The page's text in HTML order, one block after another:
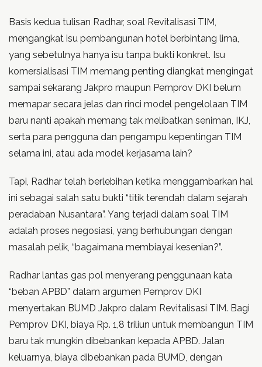
Basis kedua tulisan Radhar, soal Revitalisasi TIM,
mengangkat isu pembangunan hotel berbintang lima,
yang sebetulnya hanya isu tanpa bukti konkret. Isu
komersialisasi TIM memang penting diangkat mengingat
sampai sekarang Jakpro maupun Pemprov DKI belum
memapar secara jelas dan rinci model pengelolaan TIM
baru nanti apakah memang tak melibatkan seniman, IKJ,
serta para pengguna dan pengampu kepentingan TIM
selama ini, atau ada model kerjasama lain?
Tapi, Radhar telah berlebihan ketika menggambarkan hal
ini sebagai salah satu bukti “titik terendah dalam sejarah
peradaban Nusantara”. Yang terjadi dalam soal TIM
adalah proses negosiasi, yang berhubungan dengan
masalah pelik, “bagaimana membiayai kesenian?”.
Radhar lantas gas pol menyerang penggunaan kata
“beban APBD” dalam argumen Pemprov DKI
menyertakan BUMD Jakpro dalam Revitalisasi TIM. Bagi
Pemprov DKI, biaya Rp. 1,8 triliun untuk membangun TIM
baru tak mungkin dibebankan kepada APBD. Jalan
keluarnya, biaya dibebankan pada BUMD, dengan